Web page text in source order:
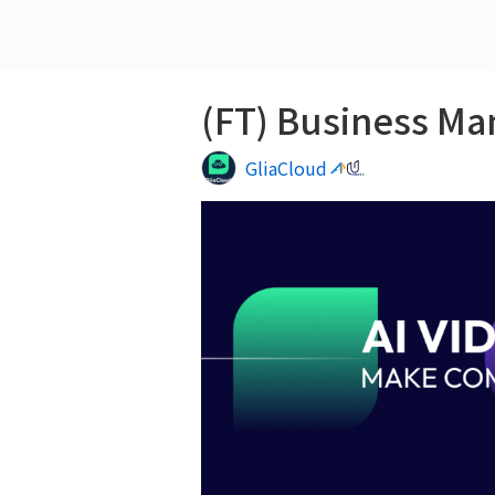
GliaCloud